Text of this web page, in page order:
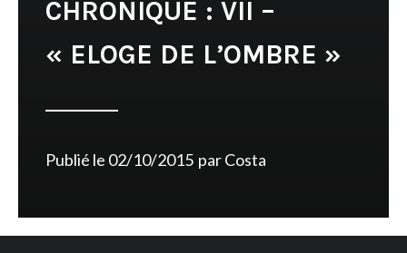
CHRONIQUE : VII –
« ELOGE DE L’OMBRE »
Publié le 02/10/2015 parCosta